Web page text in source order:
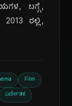
ಬಗ್ಗೆ,
ರಲ್ಲಿ,
Film
ನಿರ್ದೇಶಕ